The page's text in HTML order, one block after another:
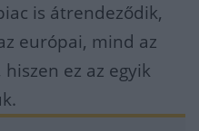
is átrendeződik,
európai, mind az
ez az egyik